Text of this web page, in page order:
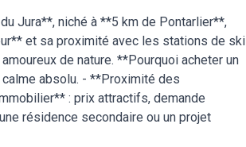
Jura**, niché à **5 km de Pontarlier**,
et sa proximité avec les stations de ski
de nature. **Pourquoi acheter un
absolu. - **Proximité des
: prix attractifs, demande
résidence secondaire ou un projet